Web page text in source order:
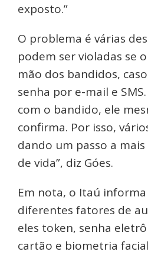
exposto.”
O problema é várias
podem ser violadas se
mão dos bandidos,
senha por e-mail e
com o bandido, ele
confirma. Por isso,
dando um passo a
de vida”, diz Góes.
Em nota, o Itaú
diferentes fatores de
eles token, senha
cartão e biometria